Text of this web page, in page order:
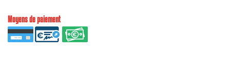
Moyens de paiement